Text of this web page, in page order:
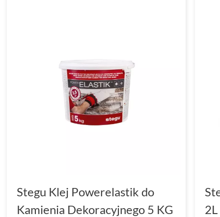
Stegu Klej Powerelastik do
Kamienia Dekoracyjnego 5 KG